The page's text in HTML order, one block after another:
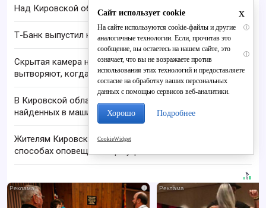
Над Кировской областью сбили БПЛА
i
Т-Банк выпустил карты с запахом!
i
Скрытая камера на пляже Крыма: Что люди
вытворяют, когда их не видят...
В Кировской области проверяют гибель супругов,
найденных в машине в Вятке
Жителям Кировской области напомнили о
способах оповещения при угрозах
i
x
Сайт использует cookie
На сайте используются cookie-файлы и другие
аналогичные технологии. Если, прочитав это
сообщение, вы остаетесь на нашем сайте, это
означает, что вы не возражаете против
использования этих технологий и предоставляете
согласие на обработку ваших персональных
данных с помощью сервисов веб-аналитики.
Хорошо Подробнее
CookieWidget